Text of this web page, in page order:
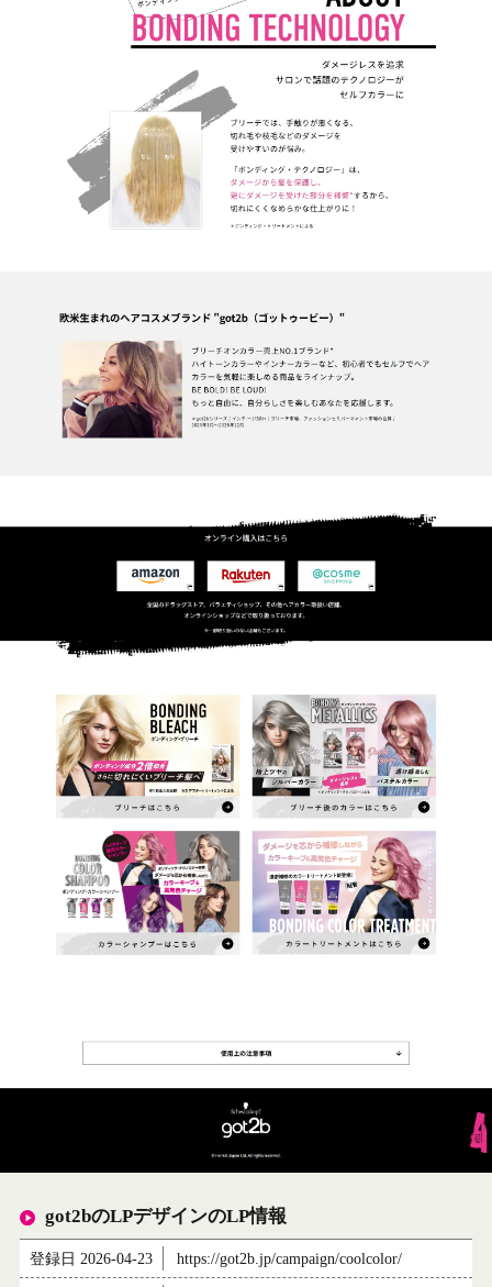
got2bのLPデザインのLP情報
登録日 2026-04-23 https://got2b.jp/campaign/coolcolor/